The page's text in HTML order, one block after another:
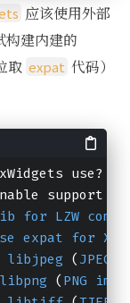
应该使用外部
构建内建的
取 expat 代码）
use?
support
for LZW
expat for XML
libjpeg ( JPEG
libpng ( PNG